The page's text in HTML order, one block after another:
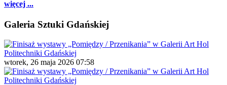
więcej ...
Galeria Sztuki Gdańskiej
wtorek, 26 maja 2026 07:58